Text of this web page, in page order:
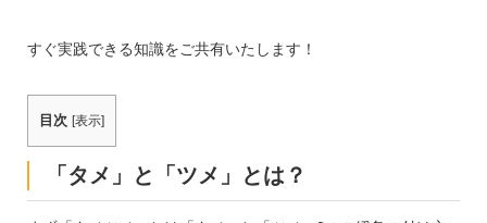
すぐ実践できる知識をご共有いたします！
目次 [表示]
「タメ」と「ツメ」とは？